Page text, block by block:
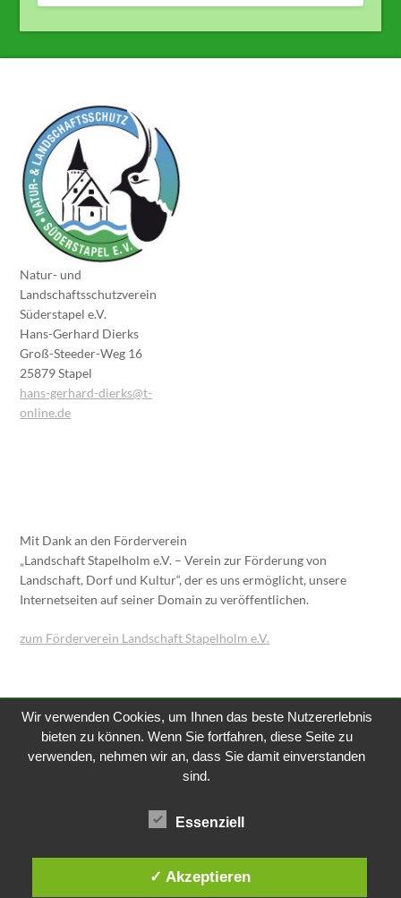
Natur- und
Landschaftsschutzverein
Süderstapel e.V.
Hans-Gerhard Dierks
Groß-Steeder-Weg 16
25879 Stapel
hans-gerhard-dierks@t-
online.de
Mit Dank an den Förderverein
„Landschaft Stapelholm e.V. – Verein zur Förderung von
Landschaft, Dorf und Kultur“, der es uns ermöglicht, unsere
Internetseiten auf seiner Domain zu veröffentlichen.
zum Förderverein Landschaft Stapelholm e.V.
© 2026 Natur- und Landschaftsschutzverein Süderstapel
e.V.
Wir verwenden Cookies, um Ihnen das beste Nutzererlebnis
bieten zu können. Wenn Sie fortfahren, diese Seite zu
verwenden, nehmen wir an, dass Sie damit einverstanden
sind.
Essenziell
✓ Akzeptieren